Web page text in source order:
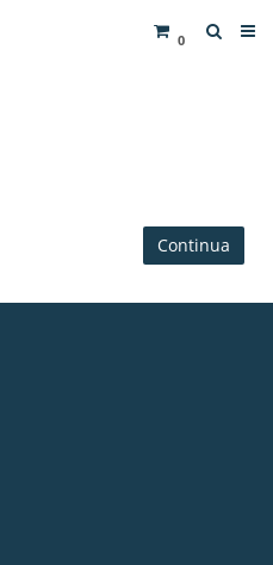
0
Continua